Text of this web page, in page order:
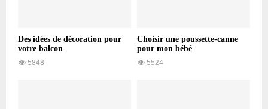
Des idées de décoration pour
votre balcon
5848
Choisir une poussette-canne
pour mon bébé
5524